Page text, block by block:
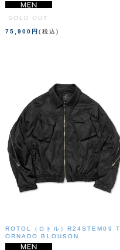
SOLD OUT
75,900円(税込)
ROTOL（ロトル）R24STEM09 T
ORNADO BLOUSON